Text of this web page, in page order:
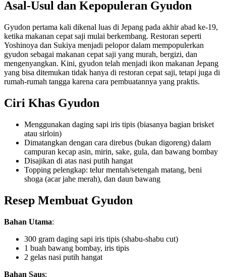
Asal-Usul dan Kepopuleran Gyudon
Gyudon pertama kali dikenal luas di Jepang pada akhir abad ke-19,
ketika makanan cepat saji mulai berkembang. Restoran seperti
Yoshinoya dan Sukiya menjadi pelopor dalam mempopulerkan
gyudon sebagai makanan cepat saji yang murah, bergizi, dan
mengenyangkan. Kini, gyudon telah menjadi ikon makanan Jepang
yang bisa ditemukan tidak hanya di restoran cepat saji, tetapi juga di
rumah-rumah tangga karena cara pembuatannya yang praktis.
Ciri Khas Gyudon
Menggunakan daging sapi iris tipis (biasanya bagian brisket
atau sirloin)
Dimatangkan dengan cara direbus (bukan digoreng) dalam
campuran kecap asin, mirin, sake, gula, dan bawang bombay
Disajikan di atas nasi putih hangat
Topping pelengkap: telur mentah/setengah matang, beni
shoga (acar jahe merah), dan daun bawang
Resep Membuat Gyudon
Bahan Utama:
300 gram daging sapi iris tipis (shabu-shabu cut)
1 buah bawang bombay, iris tipis
2 gelas nasi putih hangat
Bahan Saus: